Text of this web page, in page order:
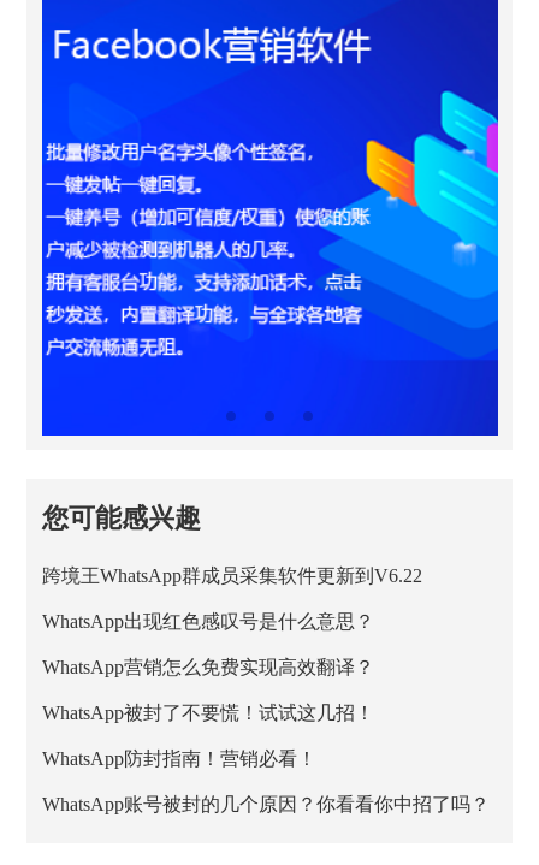
您可能感兴趣
跨境王WhatsApp群成员采集软件更新到V6.22
WhatsApp出现红色感叹号是什么意思？
WhatsApp营销怎么免费实现高效翻译？
WhatsApp被封了不要慌！试试这几招！
WhatsApp防封指南！营销必看！
WhatsApp账号被封的几个原因？你看看你中招了吗？